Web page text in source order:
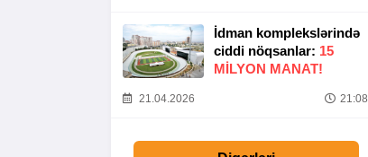
İdman komplekslərində
ciddi nöqsanlar: 15
MILYON MANAT!
21.04.2026 21:08